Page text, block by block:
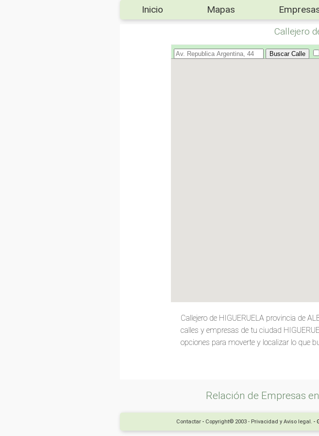
Inicio Mapas
Callejero
Callejero de HIGUERUELA provincia de
calles y empresas de tu ciudad
opciones para moverte y localizar lo que
Relación de Empresas
Contactar- Copyright© 2003 - Privacidad y Aviso legal. -